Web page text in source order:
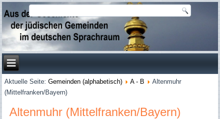
Aktuelle Seite:Gemeinden (alphabetisch) A - B
Altenmuhr
(Mittelfranken/Bayern)
Altenmuhr (Mittelfranken/Bayern)